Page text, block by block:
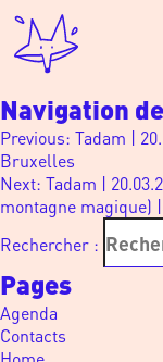
Navigation
Previous: Tadam |
Bruxelles
Next: Tadam |
montagne magique)
Rechercher :
Pages
Agenda
Contacts